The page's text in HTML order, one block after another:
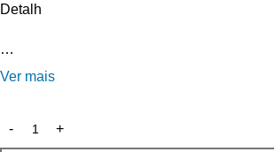
Detalh
…
Ver mais